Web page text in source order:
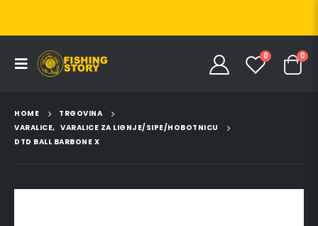
0 0
HOME
TRGOVINA
VARALICE, VARALICE ZA LIGNJE/SIPE/HOBOTNICU
DTD BALL BARBONE X